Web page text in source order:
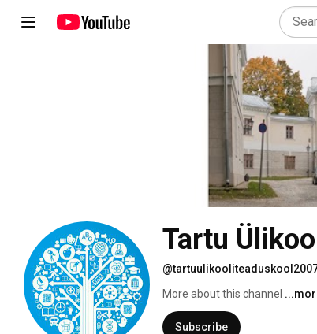
Tartu
More about this channel
Subscribe